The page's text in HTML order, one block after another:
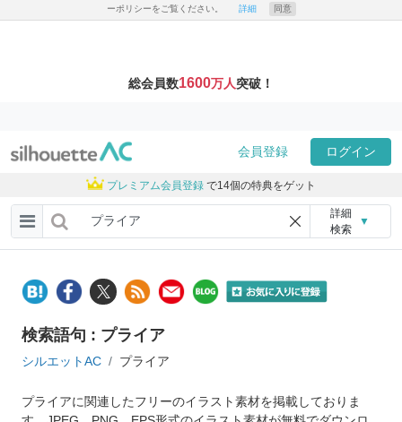
ーポリシーをご覧ください。 詳細 同意
総会員数1600万人突破！
会員登録 ログイン
プレミアム会員登録 で14個の特典をゲット
詳細
検索
▼
検索語句 : プライア
シルエットAC プライア
プライアに関連したフリーのイラスト素材を掲載しておりま